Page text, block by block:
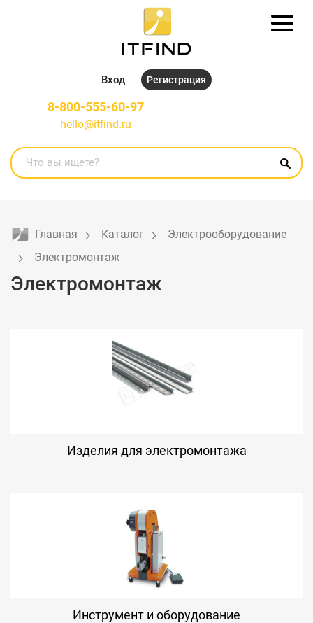
Вход Регистрация
8-800-555-60-97
hello@itfind.ru
Главная Каталог
Электрооборудование
Электромонтаж
Электромонтаж
Изделия для электромонтажа
Инструмент и оборудование